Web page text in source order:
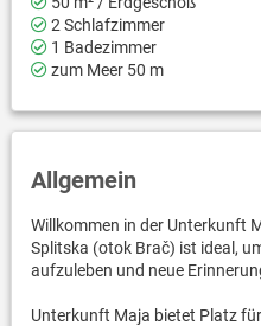
2 Schlafzimmer
1 Badezimmer
zum Meer 50 m
Allgemein
Willkommen in der Unterkunft
Splitska (otok Brač) ist ideal,
aufzuleben und neue
Unterkunft Maja bietet Platz